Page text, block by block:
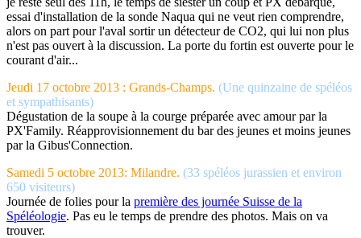
essai d'installation de la sonde Naqua qui ne veut rien comprendre,
alors on part pour l'aval sortir un détecteur de CO2, qui lui non plus
n'est pas ouvert à la discussion. La porte du fortin est ouverte pour le
courant d'air...
Jeudi 17 octobre 2013 : Grands-Champs. (Une quinzaine de spéléos
et sympathisants)
Dégustation de la soupe à la courge préparée avec amour par la
PX'Family. Réapprovisionnement du bar des jeunes et moins jeunes
par la Gibus'Connection.
Samedi 5 octobre 2013: Milandre. (33 spéléos jurassien et environ
650 visiteurs)
Journée de folies pour la première des journée Suisse de la
Spéléologie. Pas eu le temps de prendre des photos. Mais on va
trouver.